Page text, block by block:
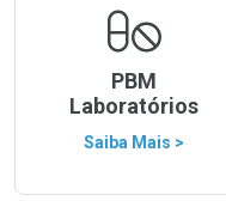
PBM
Laboratórios
Saiba Mais >